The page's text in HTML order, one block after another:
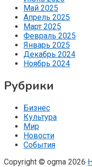
Май 2025
Апрель 2025
Март 2025
Февраль 2025
Январь 2025
Декабрь 2024
Ноябрь 2024
Рубрики
Бизнес
Культура
Мир
Новости
События
Copyright © ogma 2026